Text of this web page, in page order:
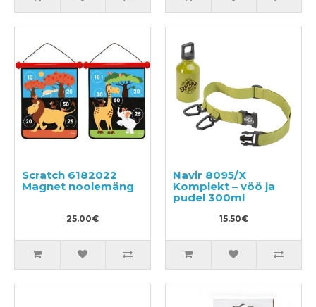
Scratch 6182022
Magnet noolemäng
25.00€
Navir 8095/X
Komplekt – vöö ja
pudel 300ml
15.50€